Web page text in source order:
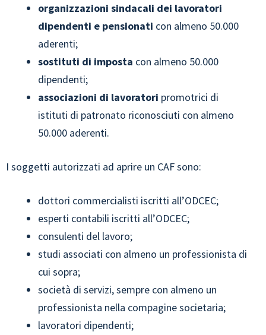
organizzazioni sindacali dei lavoratori
dipendenti e pensionati con almeno 50.000
aderenti;
sostituti di imposta con almeno 50.000
dipendenti;
associazioni di lavoratori promotrici di
istituti di patronato riconosciuti con almeno
50.000 aderenti.
I soggetti autorizzati ad aprire un CAF sono:
dottori commercialisti iscritti all’ODCEC;
esperti contabili iscritti all’ODCEC;
consulenti del lavoro;
studi associati con almeno un professionista di
cui sopra;
società di servizi, sempre con almeno un
professionista nella compagine societaria;
lavoratori dipendenti;